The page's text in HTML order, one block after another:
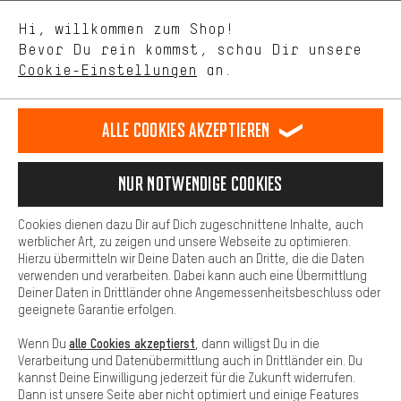
Sprache"
Deutsch
DE english
EN español
ES français
FR
VERTRAG WIDERRUFEN Aachener Community Affiliateprogramm
Datenschutz Allgemeine Geschäftsbedingungen
Hinweisgebersystem Hinweise zur Batterieentsorgung
Cookie-Einstellungen Kontrast ändern
Alle Preise verstehen sich in Euro und exkl. MwSt zuzüglich
Versandkostenfür Lieferung nachUSA.
Hi, willkommen zum Shop!
Bevor Du rein kommst, schau Dir unsere
Cookie-Einstellungen an.
selbst Einfluss auf die Verbesserung unserer Webseite und
unseres Shop-Angebots.
Dein Shopping-Erlebnis wird komfortabler. Mit Komfort-Cookies
stellen wir Verknüpfungen zu Social Media Plattformen her. So
können wir dir weitere nützliche Inhalte und Informationen zur
Verfügung stellen. Zudem hast du die Möglichkeit zusätzliche
Services zu nutzen, die es dir erleichtern die richtigen Produkte zu
finden. Beispielsweise bieten wir eine Chat-Funktion an, damit
Fragen schnell und unkompliziert beantwortet werden können.
Basis
Basis-Cookies gewährleisten, dass Du unsere Webseite
grundsätzlich nutzen kannst.
Alle Cookies akzeptieren
Nur Notwendige Cookies
Cookies dienen dazu Dir auf Dich zugeschnittene Inhalte, auch
werblicher Art, zu zeigen und unsere Webseite zu optimieren.
Hierzu übermitteln wir Deine Daten auch an Dritte, die die Daten
verwenden und verarbeiten. Dabei kann auch eine Übermittlung
Deiner Daten in Drittländer ohne Angemessenheitsbeschluss oder
geeignete Garantie erfolgen.
Wenn Du alle Cookies akzeptierst , dann willigst Du in die
Verarbeitung und Datenübermittlung auch in Drittländer ein. Du
kannst Deine Einwilligung jederzeit für die Zukunft widerrufen.
Dann ist unsere Seite aber nicht optimiert und einige Features